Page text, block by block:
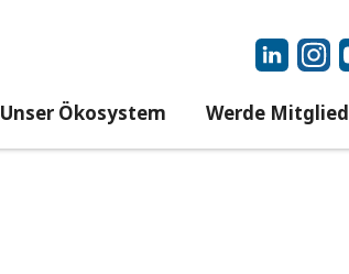
Unser Ökosystem Werde Mitglied